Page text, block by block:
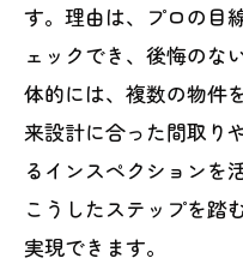
す。理由は、プロの目
ェックでき、後悔のな
体的には、複数の物件
来設計に合った間取り
るインスペクションを
こうしたステップを踏
実現できます。